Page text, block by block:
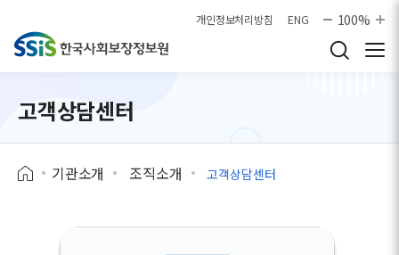
개인정보처리방침 ENG 100%
고객상담센터
기관소개 조직소개 고객상담센터